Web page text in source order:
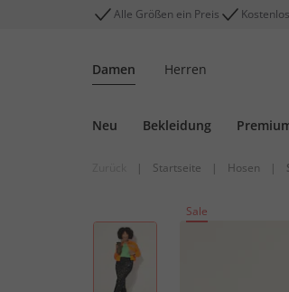
Alle Größen ein Preis
Damen Herren
Neu Bekleidung
| Startseite | Hosen |
Sale